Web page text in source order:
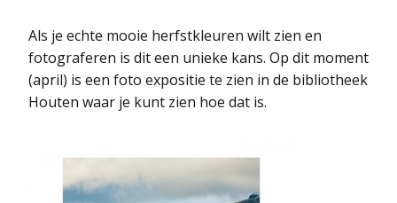
Als je echte mooie herfstkleuren wilt zien en
fotograferen is dit een unieke kans. Op dit moment
(april) is een foto expositie te zien in de bibliotheek
Houten waar je kunt zien hoe dat is.